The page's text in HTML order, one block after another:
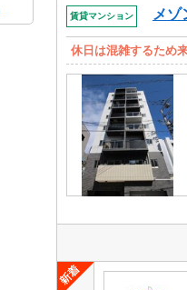
賃貸マンション メゾ
休日は混雑するため